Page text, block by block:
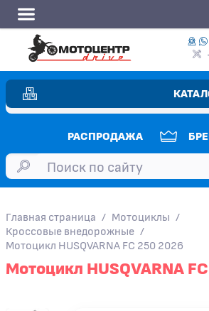
РАСПРОДАЖА
Главная страница / Мотоциклы /
Кроссовые внедорожные /
Мотоцикл HUSQVARNA FC 250 2026
Мотоцикл HUSQVARNA